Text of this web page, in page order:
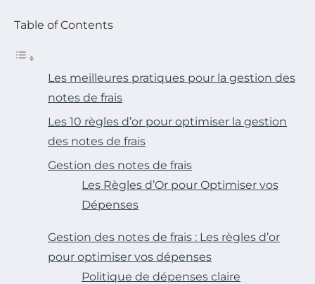
Table of Contents
Les meilleures pratiques pour la gestion des
notes de frais
Les 10 règles d’or pour optimiser la gestion
des notes de frais
Gestion des notes de frais
Les Règles d’Or pour Optimiser vos
Dépenses
Gestion des notes de frais : Les règles d’or
pour optimiser vos dépenses
Politique de dépenses claire